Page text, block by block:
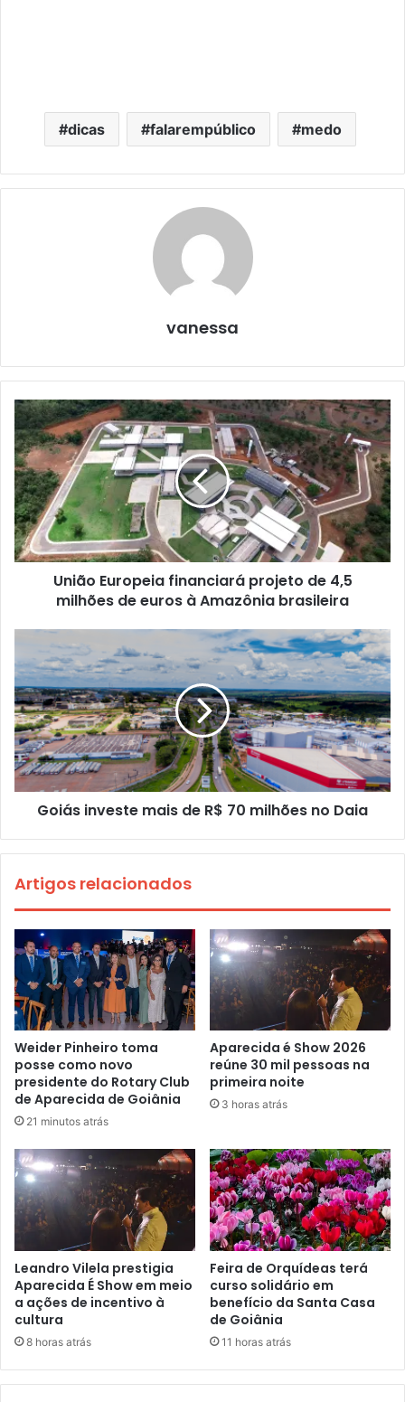
dicas falarempúblico medo
vanessa
União Europeia financiará projeto de 4,5
milhões de euros à Amazônia brasileira
Goiás investe mais de R$ 70 milhões no Daia
Artigos relacionados
Weider Pinheiro toma
posse como novo
presidente do Rotary Club
de Aparecida de Goiânia
21 minutos atrás
Aparecida é Show 2026
reúne 30 mil pessoas na
primeira noite
3 horas atrás
Leandro Vilela prestigia
Aparecida É Show em meio
a ações de incentivo à
cultura
8 horas atrás
Feira de Orquídeas terá
curso solidário em
benefício da Santa Casa
de Goiânia
11 horas atrás